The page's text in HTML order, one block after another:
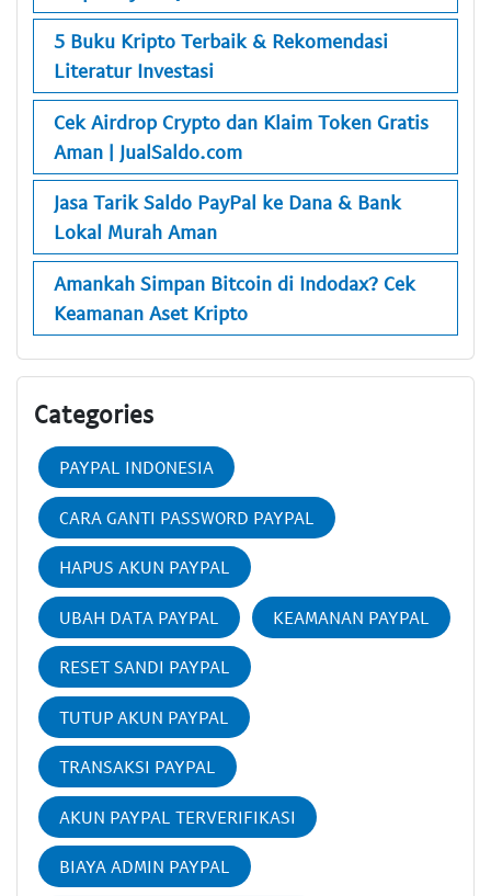
5 Buku Kripto Terbaik & Rekomendasi
Literatur Investasi
Cek Airdrop Crypto dan Klaim Token Gratis
Aman | JualSaldo.com
Jasa Tarik Saldo PayPal ke Dana & Bank
Lokal Murah Aman
Amankah Simpan Bitcoin di Indodax? Cek
Keamanan Aset Kripto
Categories
PAYPAL INDONESIA
CARA GANTI PASSWORD PAYPAL
HAPUS AKUN PAYPAL
UBAH DATA PAYPAL KEAMANAN PAYPAL
RESET SANDI PAYPAL
TUTUP AKUN PAYPAL
TRANSAKSI PAYPAL
AKUN PAYPAL TERVERIFIKASI
BIAYA ADMIN PAYPAL